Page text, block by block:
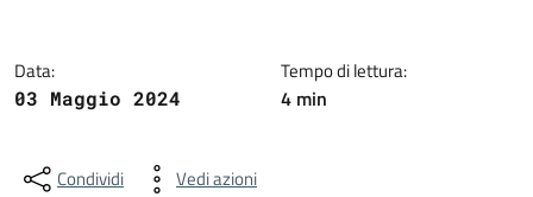
Data:
03 Maggio 2024
Tempo di lettura:
4 min
Condividi Vedi azioni